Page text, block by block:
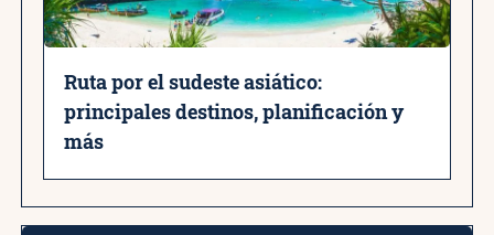
Ruta por el sudeste asiático:
principales destinos, planificación y
más